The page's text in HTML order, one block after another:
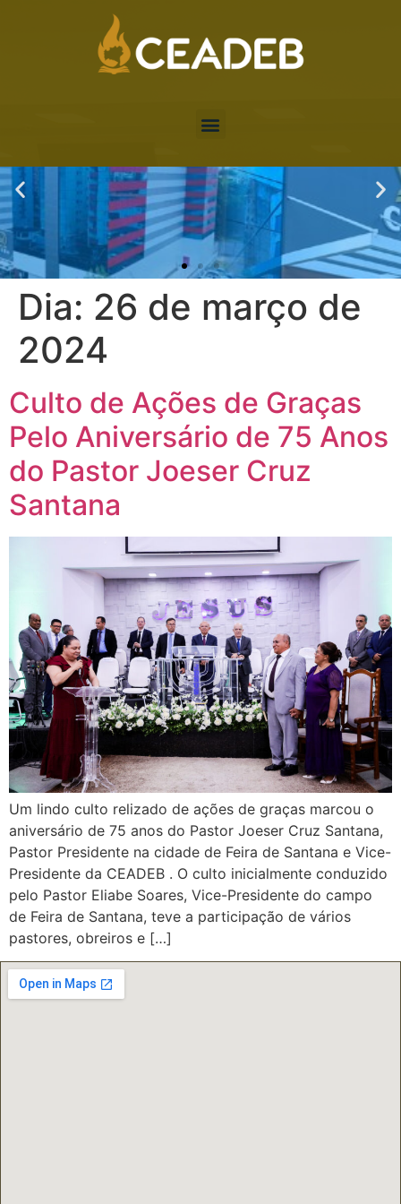
Dia: 26 de março de
2024
Culto de Ações de Graças
Pelo Aniversário de 75 Anos
do Pastor Joeser Cruz
Santana
Um lindo culto relizado de ações de graças marcou o
aniversário de 75 anos do Pastor Joeser Cruz Santana,
Pastor Presidente na cidade de Feira de Santana e Vice-
Presidente da CEADEB . O culto inicialmente conduzido
pelo Pastor Eliabe Soares, Vice-Presidente do campo
de Feira de Santana, teve a participação de vários
pastores, obreiros e […]